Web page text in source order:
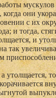
они
с их
и тогда,
и
так
утолщается,